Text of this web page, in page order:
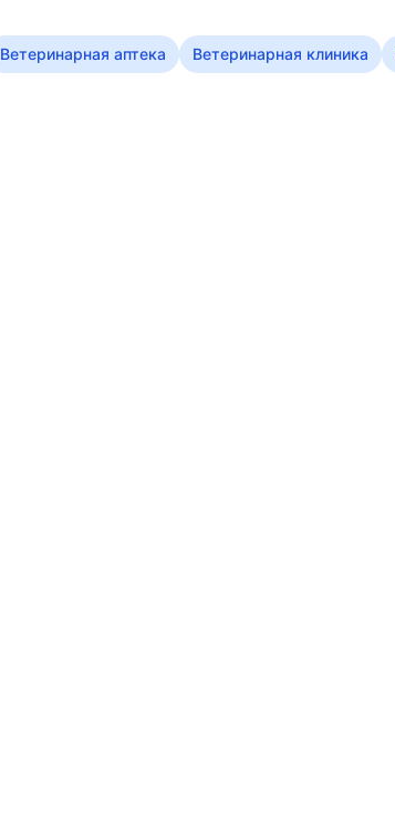
Ветеринарная аптека Ветеринарная клиника